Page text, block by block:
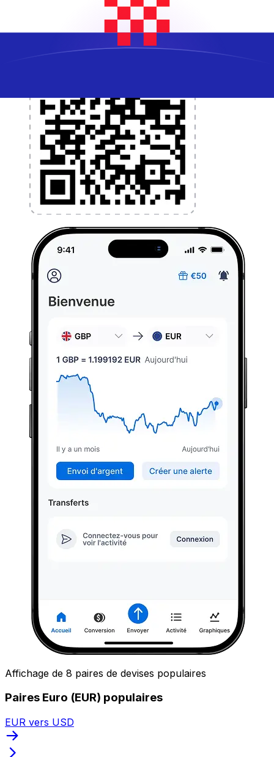
Affichage de 8 paires de devises populaires
Paires Euro (EUR) populaires
EUR vers USD